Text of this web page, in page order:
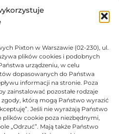
Pixton w Warszawie (02-230), ul.
plików cookies i podobnych
urządzeniu, w celu
dopasowanych do Państwa
informacji na stronie. Poza
zainstalować pozostałe rodzaje
którą mogą Państwo wyrazić
Jeśli nie wyrażają Państwo
cookie poza niezbędnymi,
„Odrzuć”. Mają także Państwo
BRAK
| Yellow
0na 5
16000 str.